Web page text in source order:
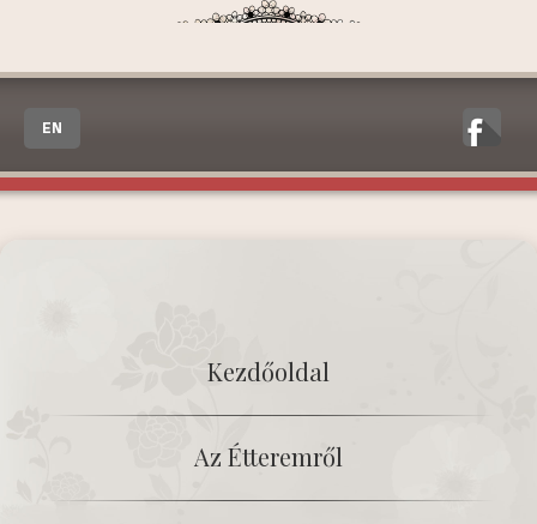
EN
Kezdőoldal
Az Étteremről